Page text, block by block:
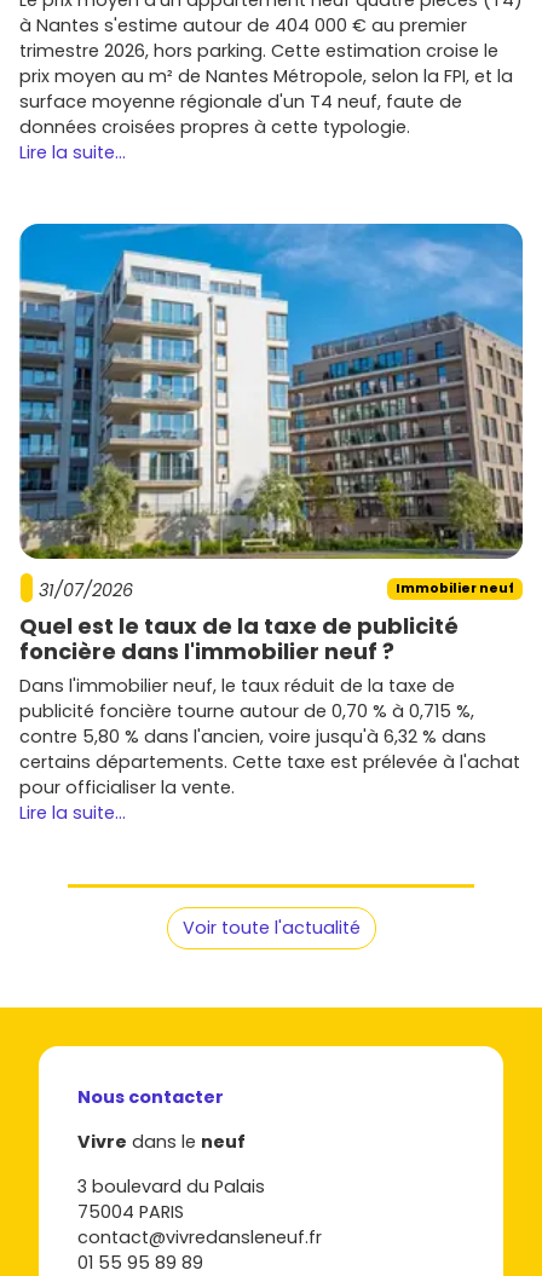
investissement locatif , surface, nombre de pièces,
besoin d'un jardinou d'uneterrasse.
Vérifie les accès: temps de trajet vers tes pôles
d'activité, proximitéA46, correspondances bus/cars,
stationnement.
Analyse l'environnement: orientation, vis-à-vis,
nuisances, services à pied (écoles, commerces,
surfaces des pièces, place dédiée au télétravail.
Anticipe le budget global:frais de notaire réduits
cuisine, placards, sols, stationnement, taxe foncière
estimée.
Optimise le financement: évalue lePTZ, laloi Pinel+
si éligible, et fais jouer la concurrence bancaire.
Contrats et garanties
: vérifie laVEFA, lesgaranties
(parfait achèvement, biennale,décennale) et le
respect de laRE2020
Passe à l'action sur Vivre dans le neuf
Prêt à avancer ? Parcours dès maintenant lesannonces
d'immobilier neuf SimandressurVivre dans le neuf,
filtre parbudget
et délais de livraison, et crée
alerte pour ne rater aucun nouveau programme
verras vite ce qui colle à ton projet et tu pourras réserver
au bon moment. Si tu veux, je t'aide à affiner ta recherche
avec les critères essentiels et à comparer les offres.
à Nantes s'estime autour de 404 000 € au premier
trimestre 2026, hors parking. Cette estimation croise le
prix moyen au m² de Nantes Métropole, selon la FPI, et la
surface moyenne régionale d'un T4 neuf, faute de
données croisées propres à cette typologie.
Lire la suite...
31/07/2026 Immobilier neuf
Quel est le taux de la taxe de publicité
foncière dans l'immobilier neuf ?
Dans l'immobilier neuf, le taux réduit de la taxe de
publicité foncière tourne autour de 0,70 % à 0,715 %,
contre 5,80 % dans l'ancien, voire jusqu'à 6,32 % dans
certains départements. Cette taxe est prélevée à l'achat
pour officialiser la vente.
Lire la suite...
Voir toute l'actualité
Nous contacter
Vivre dans le neuf
3 boulevard du Palais
75004 PARIS
contact@vivredansleneuf.fr
01 55 95 89 89